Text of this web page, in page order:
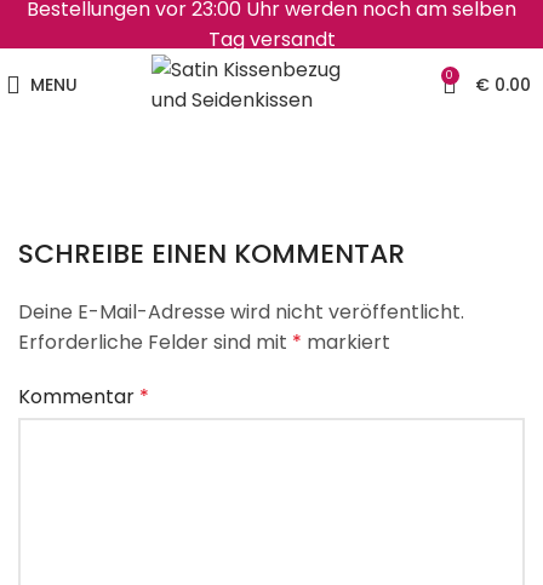
MENU 0 € 0.00
SCHREIBE EINEN KOMMENTAR
Deine E-Mail-Adresse wird nicht veröffentlicht.
Erforderliche Felder sind mit * markiert
Kommentar *
Bestellungen vor 23:00 Uhr werden noch am selben
Tag versandt